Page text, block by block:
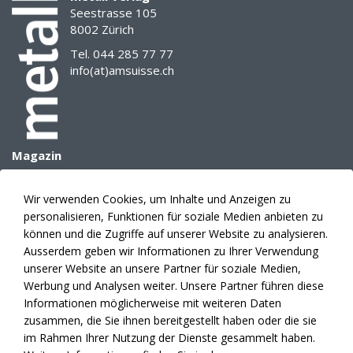
die
Qualifizierung
von
Schweissverfahren
(WPQR
Welding
Procedure
Qualification
Record)
Dreh-
und
Angelpunkt
der
Fertigungssicherheit.
Die
Normenreihen
EN
ISO
Seestrasse 105
8002 Zürich
Tel. 044 285 77 77
info(at)amsuisse.ch
Magazin
Archiv
Mediadaten
Themenplanung
Anzeigen
Verlag
Abonnement
Fakten
Kontakte
News
Wir verwenden Cookies, um Inhalte und Anzeigen zu
personalisieren, Funktionen für soziale Medien anbieten zu
können und die Zugriffe auf unserer Website zu analysieren.
Ausserdem geben wir Informationen zu Ihrer Verwendung
unserer Website an unsere Partner für soziale Medien,
Werbung und Analysen weiter. Unsere Partner führen diese
Informationen möglicherweise mit weiteren Daten
zusammen, die Sie ihnen bereitgestellt haben oder die sie
im Rahmen Ihrer Nutzung der Dienste gesammelt haben.